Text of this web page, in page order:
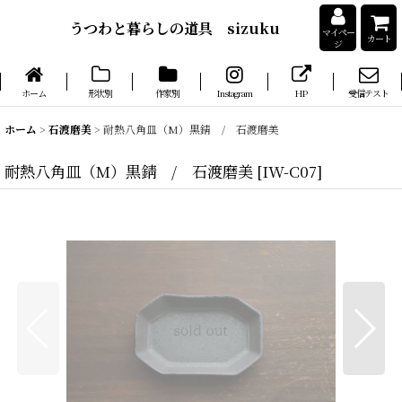
うつわと暮らしの道具 sizuku
マイペー
ジ
カート
ホーム 形状別 作家別 Instagram HP 受信テスト
ホーム > 石渡磨美> 耐熱八角皿（M）黒錆 / 石渡磨美
耐熱八角皿（M）黒錆 / 石渡磨美 [IW-C07]